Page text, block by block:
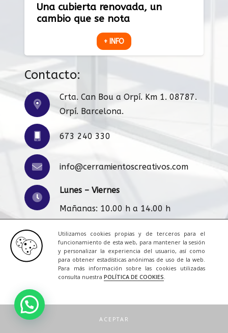
Utilizamos cookies propias y de terceros para el
funcionamiento de esta web, para mantener la sesión
y personalizar la experiencia del usuario, así como
para obtener estadísticas anónimas de uso de la web.
Para más información sobre las cookies utilizadas
consulta nuestra POLÍTICA DE COOKIES.
ACEPTAR
Una cubierta renovada, un
cambio que se nota
+ INFO
Contacto:
Crta. Can Bou a Orpí. Km 1. 08787.
Orpí. Barcelona.
673 240 330
info@cerramientoscreativos.com
Lunes – Viernes
Mañanas: 10.00 h a 14.00 h
Tardes: 16:00 h a 20.00 h
Aviso Legal|Cookies|Contacto
© 2023 Todos los derechos reservados.